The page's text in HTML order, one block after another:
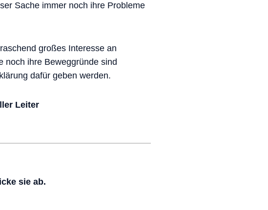
Sache immer noch ihre Probleme
großes Interesse an
noch ihre Beweggründe sind
dafür geben werden.
Leiter
sie ab.